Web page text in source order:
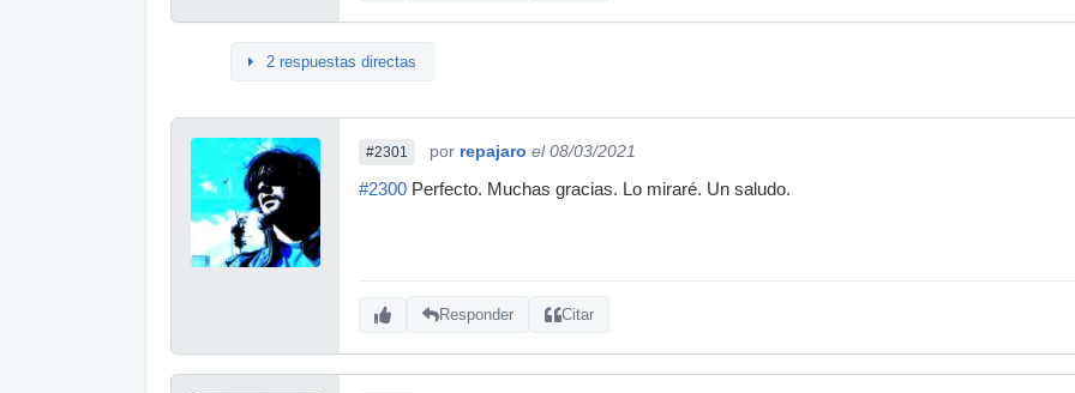
2 respuestas directas
#2301 por repajaro el 08/03/2021
#2300 Perfecto. Muchas gracias. Lo miraré. Un saludo.
Responder Citar